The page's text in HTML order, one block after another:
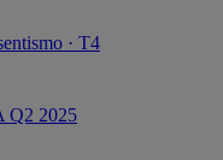
· T4
Q2 2025